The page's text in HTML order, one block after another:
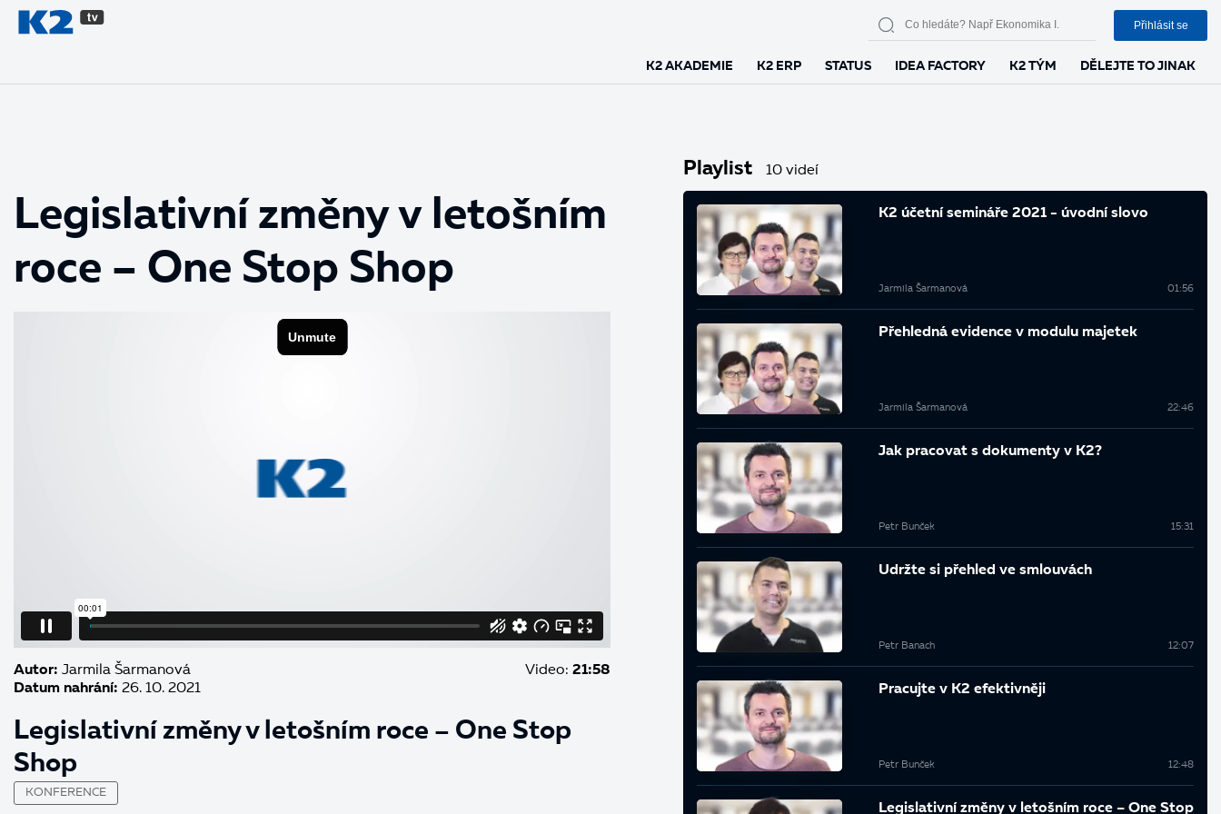
K2 AKADEMIE K2 ERP STATUS IDEA FACTORY K2 TÝM DĚLEJTE TO JINAK
Přihlásit se
Legislativní změny v letošním
roce – One Stop Shop
Autor: Jarmila Šarmanová
Datum nahrání: 26. 10. 2021
Video: 21:58
Legislativní změny v letošním roce – One Stop
Shop
KONFERENCE
Playlist 10 videí
K2 účetní semináře 2021 - úvodní slovo
Jarmila Šarmanová 01:56
Přehledná evidence v modulu majetek
Jarmila Šarmanová 22:46
Jak pracovat s dokumenty v K2?
Petr Bunček 15:31
Udržte si přehled ve smlouvách
Petr Banach 12:07
Pracujte v K2 efektivněji
Petr Bunček 12:48
Legislativní změny v letošním roce – One Stop